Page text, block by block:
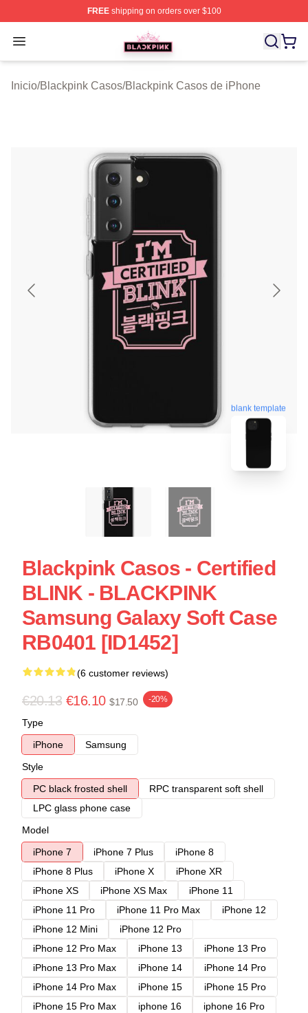
FREEshipping on orders over $100
Open menu
BLACKPINK Shop - Official BLACKPINK Merchandise
Inicio/Blackpink Casos/Blackpink Casos de iPhone
blank template
Blackpink Casos - Certified
BLINK - BLACKPINK
Samsung Galaxy Soft Case
RB0401 [ID1452]
(6 customer reviews)
€20.13 €16.10 $17.50 -20%
Type
iPhone
Samsung
Style
PC black frosted shell
RPC transparent soft shell
LPC glass phone case
Model
iPhone 7
iPhone 7 Plus
iPhone 8
iPhone 8 Plus
iPhone X
iPhone XR
iPhone XS
iPhone XS Max
iPhone 11
iPhone 11 Pro
iPhone 11 Pro Max
iPhone 12
iPhone 12 Mini
iPhone 12 Pro
iPhone 12 Pro Max
iPhone 13
iPhone 13 Pro
iPhone 13 Pro Max
iPhone 14
iPhone 14 Pro
iPhone 14 Pro Max
iPhone 15
iPhone 15 Pro
iPhone 15 Pro Max
iphone 16
iphone 16 Pro